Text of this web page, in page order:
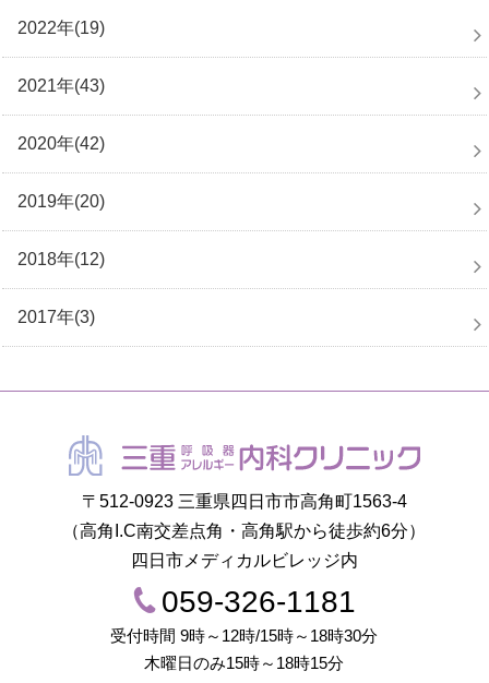
2022年(19)
2021年(43)
2020年(42)
2019年(20)
2018年(12)
2017年(3)
〒512-0923 三重県四日市市高角町1563-4
（高角I.C南交差点角・高角駅から徒歩約6分）
四日市メディカルビレッジ内
059-326-1181
受付時間 9時～12時/15時～18時30分
木曜日のみ15時～18時15分